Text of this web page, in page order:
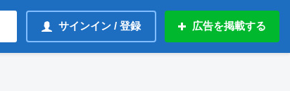
サインイン / 登録 広告を掲載する